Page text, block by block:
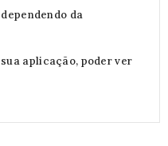
da
aplicação, poder ver